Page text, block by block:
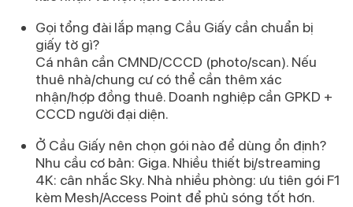
Gọi tổng đài lắp mạng Cầu Giấy cần chuẩn bị
giấy tờ gì?
Cá nhân cần CMND/CCCD (photo/scan). Nếu
thuê nhà/chung cư có thể cần thêm xác
nhận/hợp đồng thuê. Doanh nghiệp cần GPKD +
CCCD người đại diện.
Ở Cầu Giấy nên chọn gói nào để dùng ổn định?
Nhu cầu cơ bản: Giga. Nhiều thiết bị/streaming
4K: cân nhắc Sky. Nhà nhiều phòng: ưu tiên gói F1
kèm Mesh/Access Point để phủ sóng tốt hơn.